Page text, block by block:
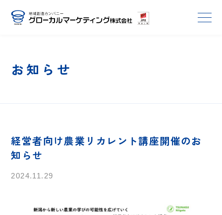
お知らせ
経営者向け農業リカレント講座開催のお
知らせ
2024.11.29